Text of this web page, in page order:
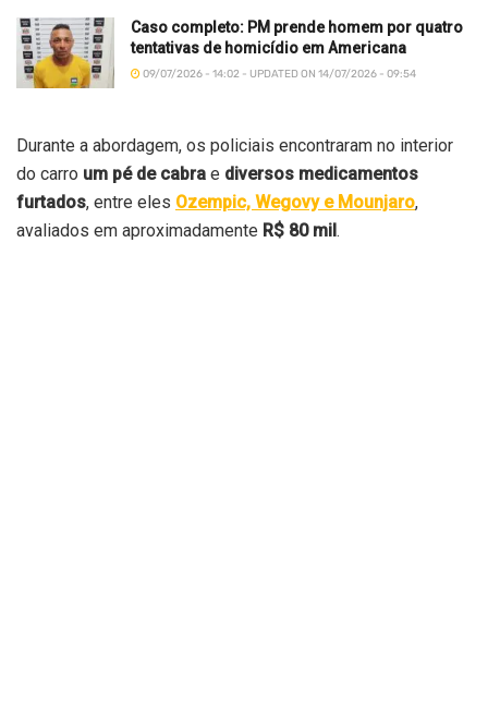
Caso completo: PM prende homem por quatro
tentativas de homicídio em Americana
09/07/2026 - 14:02 - UPDATED ON 14/07/2026 - 09:54
Durante a abordagem, os policiais encontraram no interior
do carro um pé de cabra e diversos medicamentos
furtados, entre eles Ozempic, Wegovy e Mounjaro,
avaliados em aproximadamente R$ 80 mil.